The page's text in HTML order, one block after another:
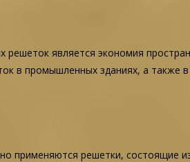
решеток является экономия
в промышленных зданиях, а также
применяются решетки, состоящие